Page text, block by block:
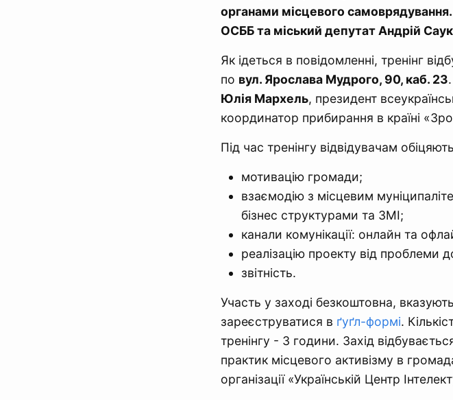
органами місцевого самоврядування.
ОСББ та міський депутат Андрій
Як ідеться в повідомленні, тренінг
по вул. Ярослава Мудрого, 90, каб. 23
Юлія Мархель, президент
координатор прибирання в країні
Під час тренінгу відвідувачам
мотивацію громади;
взаємодію з місцевим
бізнес структурами та ЗМІ;
канали комунікації: онлайн та
реалізацію проекту від проблеми
звітність.
Участь у заході безкоштовна,
зареєструватися в ґуґл-формі.
тренінгу - 3 години. Захід
практик місцевого активізму в
організації «Українській Центр